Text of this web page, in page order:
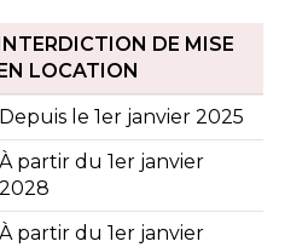
INTERDICTION DE MISE
EN LOCATION
Depuis le 1er janvier 2025
À partir du 1er janvier
2028
À partir du 1er janvier